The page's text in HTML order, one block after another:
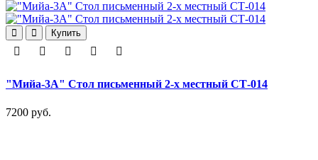
Купить
"Мийа-3А" Стол письменный 2-х местный СТ-014
7200 руб.